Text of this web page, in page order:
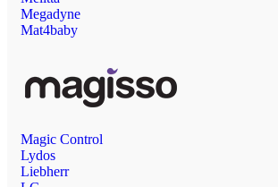
Megadyne
Mat4baby
Magic Control
Lydos
Liebherr